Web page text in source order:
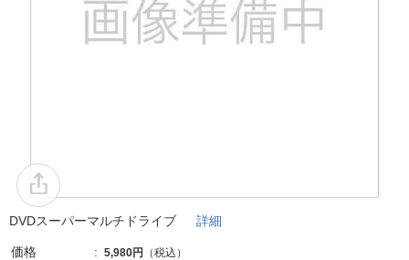
DVDスーパーマルチドライブ 詳細
価格 5,980円 （税込）